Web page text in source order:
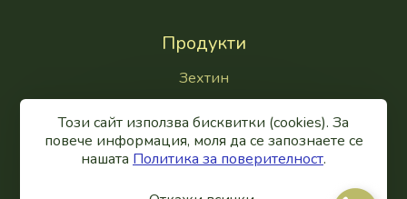
Продукти
Зехтин
Маслини
Този сайт използва бисквитки (cookies). За
повече информация, моля да се запознаете се
нашaтa Политика за поверителност.